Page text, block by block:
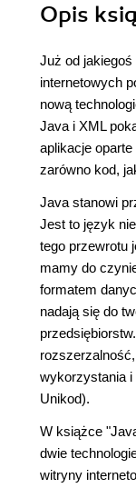
Opis
Już od
internetowych
nową
Java i XML
aplikacje
zarówno kod,
Java stanowi
Jest to język
tego przewrotu
mamy do
formatem
nadają się do
wykorzystania i
Unikod).
W książce
dwie
witryny